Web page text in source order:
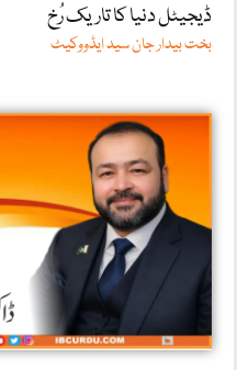
ڈیجیٹل دنیا کا تاریک رُخ
بخت بیدار جان سید ایڈووکیٹ